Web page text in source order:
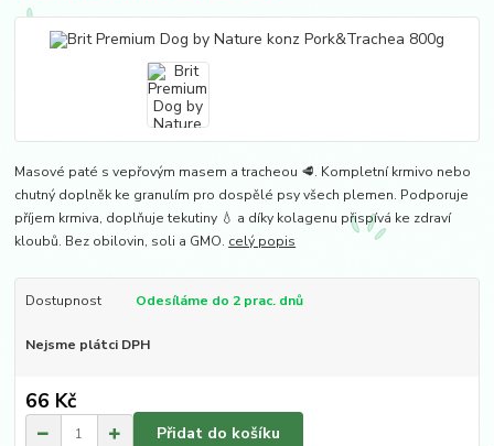
Masové paté s vepřovým masem a tracheou 🥩. Kompletní krmivo nebo
chutný doplněk ke granulím pro dospělé psy všech plemen. Podporuje
příjem krmiva, doplňuje tekutiny 💧 a díky kolagenu přispívá ke zdraví
kloubů. Bez obilovin, soli a GMO. celý popis
Dostupnost Odesíláme do 2 prac. dnů
Nejsme plátci DPH
66 Kč
Přidat do košíku